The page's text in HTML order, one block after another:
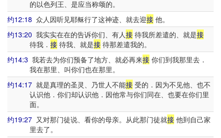
的以色列王、是应当称颂的。
约12:18 众人因听见耶稣行了这神迹、就去迎接 他。
约13:20 我实实在在的告诉你们、有人接 待我所差遣的、就是接
待我． 接待我、就是接待那差遣我的。
约14:3 我若去为你们预备了地方、就必再来接 你们到我那里去．
我在那里、叫你们也在那里。
约14:17 就是真理的圣灵、乃世人不能接 受的．因为不见他、也不
认识他．你们却认识他．因他常与你们同在、也要在你们里
面。
约19:27 又对那门徒说、看你的母亲。从此那门徒就接 他到自己家
里去了。